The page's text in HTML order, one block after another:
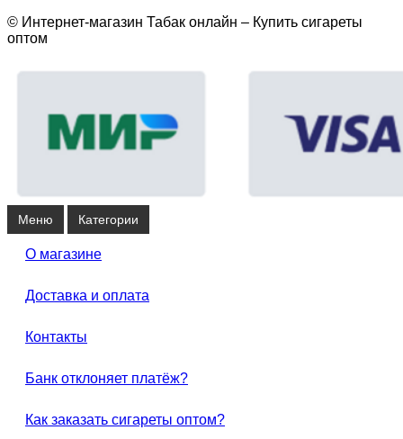
© Интернет-магазин Табак онлайн – Купить сигареты
оптом
Меню Категории
О магазине
Доставка и оплата
Контакты
Банк отклоняет платёж?
Как заказать сигареты оптом?